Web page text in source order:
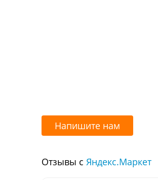
Напишите нам
Отзывы с Яндекс.Маркет